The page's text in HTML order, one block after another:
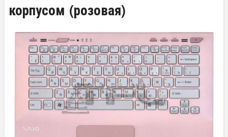
корпусом (розовая)